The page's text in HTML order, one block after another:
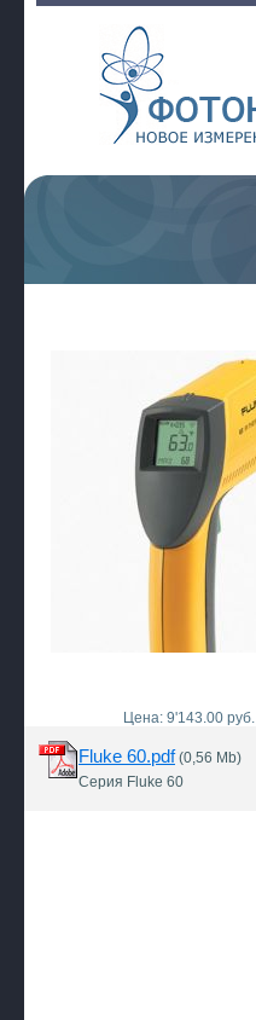
Фотон
Цена: 9'143.00 руб.
Fluke 60.pdf(0,56 Mb)
Серия Fluke 60